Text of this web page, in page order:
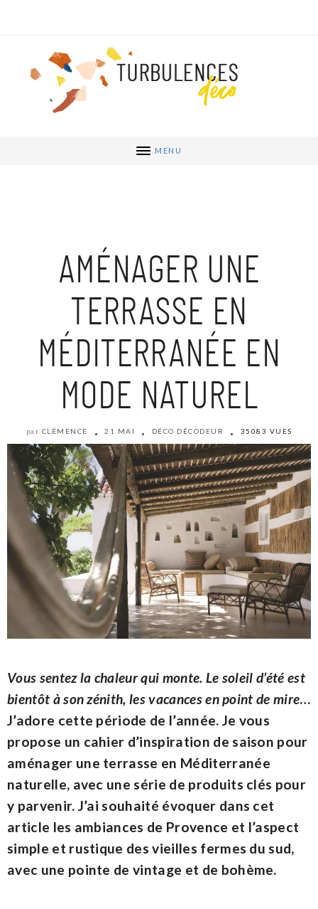
MENU
AMÉNAGER UNE
TERRASSE EN
MÉDITERRANÉE EN
MODE NATUREL
par CLÉMENCE 21 MAI DÉCO DÉCODEUR 35083 VUES
Vous sentez la chaleur qui monte. Le soleil d’été est
bientôt à son zénith, les vacances en point de mire…
J’adore cette période de l’année. Je vous
propose un cahier d’inspiration de saison pour
aménager une terrasse en Méditerranée
naturelle, avec une série de produits clés pour
y parvenir. J’ai souhaité évoquer dans cet
article les ambiances de Provence et l’aspect
simple et rustique des vieilles fermes du sud,
avec une pointe de vintage et de bohème.